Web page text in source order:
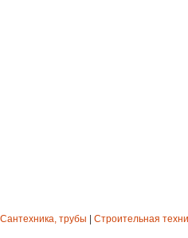
Сантехника, трубы Строительная